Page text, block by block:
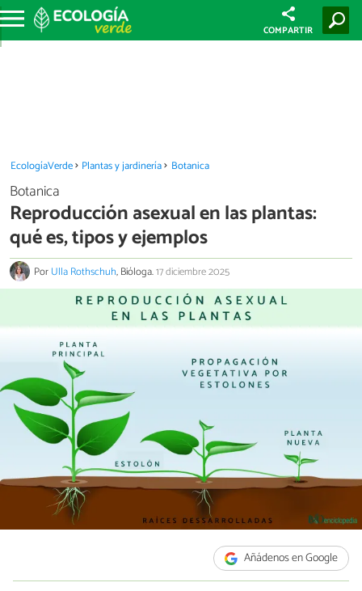
COMPARTIR
EcologíaVerde Plantas y jardinería Botanica
Botanica
Reproducción asexual en las plantas:
qué es, tipos y ejemplos
PorUlla Rothschuh, Bióloga.17 diciembre 2025
Añádenos en Google